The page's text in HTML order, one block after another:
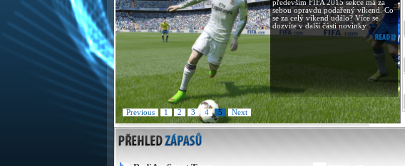
především FIFA 2015 sekce má za
sebou opravdu podařený víkend. Co
se za celý víkend událo? Více se
dozvíte v další části novinky.
Previous 1 2 3 4 5 Next